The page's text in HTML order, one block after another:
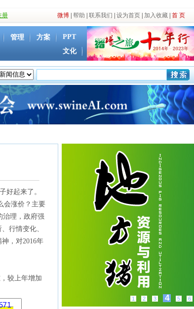
册 微博 帮助 联系我们 设为首页 加入收藏 首 页
管理 方案
PPT
文化
猪病 视频
好起来了。
会涨价？主要
治理，政府强
行情变化、
，对2016年
较上年增加
1 2 3 4 5 6